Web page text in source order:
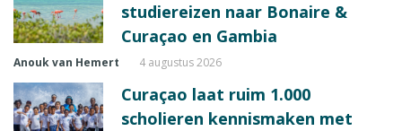
studiereizen naar Bonaire &
Curaçao en Gambia
Anouk van Hemert 4 augustus 2026
Curaçao laat ruim 1.000
scholieren kennismaken met